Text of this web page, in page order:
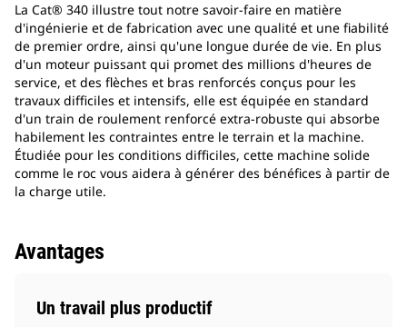
La Cat® 340 illustre tout notre savoir-faire en matière
d'ingénierie et de fabrication avec une qualité et une fiabilité
de premier ordre, ainsi qu'une longue durée de vie. En plus
d'un moteur puissant qui promet des millions d'heures de
service, et des flèches et bras renforcés conçus pour les
travaux difficiles et intensifs, elle est équipée en standard
d'un train de roulement renforcé extra-robuste qui absorbe
habilement les contraintes entre le terrain et la machine.
Étudiée pour les conditions difficiles, cette machine solide
comme le roc vous aidera à générer des bénéfices à partir de
la charge utile.
Avantages
Un travail plus productif